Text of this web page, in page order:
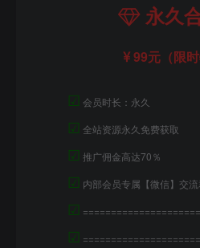
永久
99元（限时
☑ 会员时长：永久
☑ 全站资源永久免费获取
☑ 推广佣金高达70％
☑ 内部会员专属【微信】交流
☑ =====================
☑ =====================